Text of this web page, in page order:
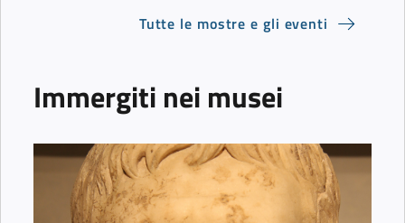
Tutte le mostre e gli eventi
Immergiti nei musei